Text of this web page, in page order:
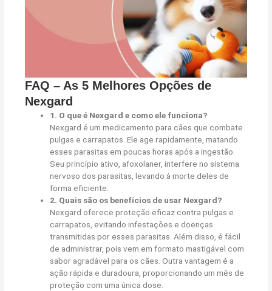
FAQ – As 5 Melhores Opções de
Nexgard
1. O que é Nexgard e como ele funciona?
Nexgard é um medicamento para cães que combate
pulgas e carrapatos. Ele age rapidamente, matando
esses parasitas em poucas horas após a ingestão.
Seu princípio ativo, afoxolaner, interfere no sistema
nervoso dos parasitas, levando à morte deles de
forma eficiente.
2. Quais são os benefícios de usar Nexgard?
Nexgard oferece proteção eficaz contra pulgas e
carrapatos, evitando infestações e doenças
transmitidas por esses parasitas. Além disso, é fácil
de administrar, pois vem em formato mastigável com
sabor agradável para os cães. Outra vantagem é a
ação rápida e duradoura, proporcionando um mês de
proteção com uma única dose.